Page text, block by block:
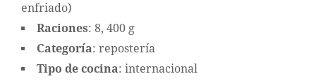
enfriado)
Raciones: 8, 400 g
Categoría: repostería
Tipo de cocina: internacional